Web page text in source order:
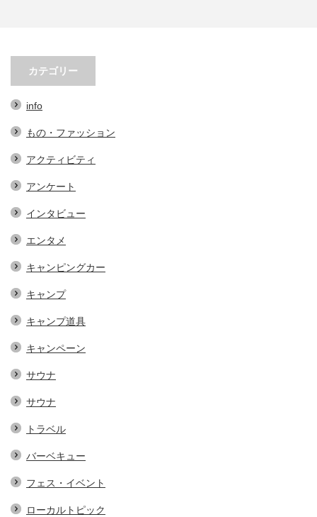
小林市の起爆剤！青野さんが実践
する、地域おこし協力隊での…
カテゴリー
info
もの・ファッション
アクティビティ
アンケート
インタビュー
エンタメ
キャンピングカー
キャンプ
キャンプ道具
キャンペーン
サウナ
サウナ
トラベル
バーベキュー
フェス・イベント
ローカルトピック